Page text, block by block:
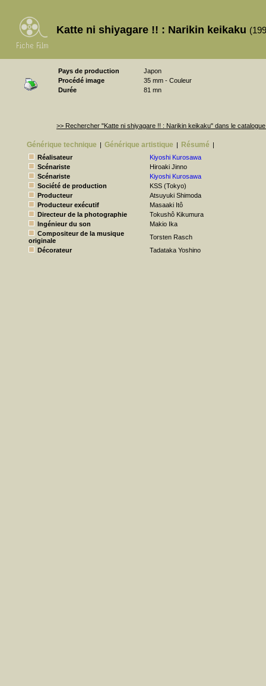
Katte ni shiyagare !! : Narikin keikaku
Pays de production
Japon
Procédé image
35 mm - Couleur
Durée
81 mn
>> Rechercher "Katte ni shiyagare !! : Narikin keikaku" dans le
Générique technique | Générique artistique | Résumé |
Réalisateur
Kiyoshi Kurosawa
Scénariste
Hiroaki Jinno
Scénariste
Kiyoshi Kurosawa
Société de production
KSS (Tokyo)
Producteur
Atsuyuki Shimoda
Producteur exécutif
Masaaki Itô
Directeur de la photographie
Tokushô Kikumura
Ingénieur du son
Makio Ika
Compositeur de la musique
originale
Torsten Rasch
Décorateur
Tadataka Yoshino